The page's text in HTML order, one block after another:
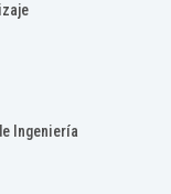
Ingeniería